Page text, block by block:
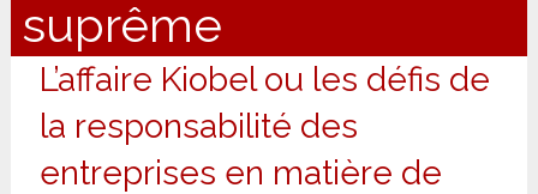
suprême
L’affaire Kiobel ou les défis de
la responsabilité des
entreprises en matière de